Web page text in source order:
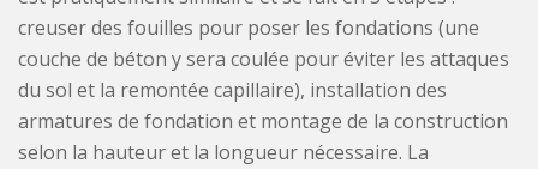
creuser des fouilles pour poser les fondations (une
couche de béton y sera coulée pour éviter les attaques
du sol et la remontée capillaire), installation des
armatures de fondation et montage de la construction
selon la hauteur et la longueur nécessaire. La